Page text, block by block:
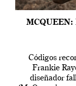
MCQUEEN:
Códigos
Frankie
diseñador